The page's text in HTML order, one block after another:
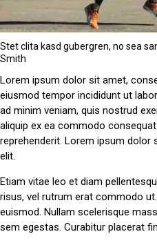
Stet clita kasd gubergren, no sea
Smith
Lorem ipsum dolor sit amet,
eiusmod tempor incididunt ut
ad minim veniam, quis nostrud
aliquip ex ea commodo
reprehenderit. Lorem ipsum
elit.
Etiam vitae leo et diam
risus, vel rutrum erat commodo
euismod. Nullam scelerisque
sem egestas. Curabitur placerat